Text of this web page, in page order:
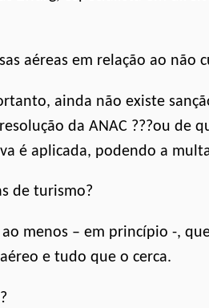
aéreas em relação ao não
ainda não existe
da ANAC ???ou de
é aplicada, podendo a
de turismo?
menos – em princípio -,
e tudo que o cerca.